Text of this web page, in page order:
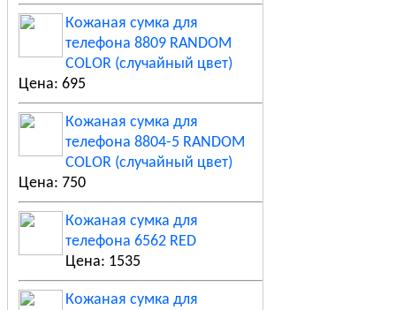
Кожаная сумка для
телефона 8809 RANDOM
COLOR (случайный цвет)
Цена: 695
Кожаная сумка для
телефона 8804-5 RANDOM
COLOR (случайный цвет)
Цена: 750
Кожаная сумка для
телефона 6562 RED
Цена: 1535
Кожаная сумка для